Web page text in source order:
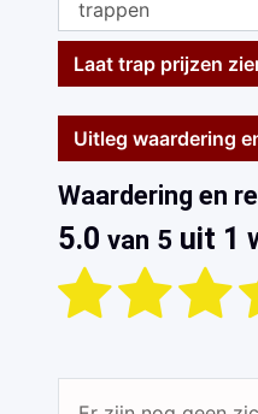
Laat trap prijzen
Uitleg waardering
Waardering en
5.0 van 5 uit 1